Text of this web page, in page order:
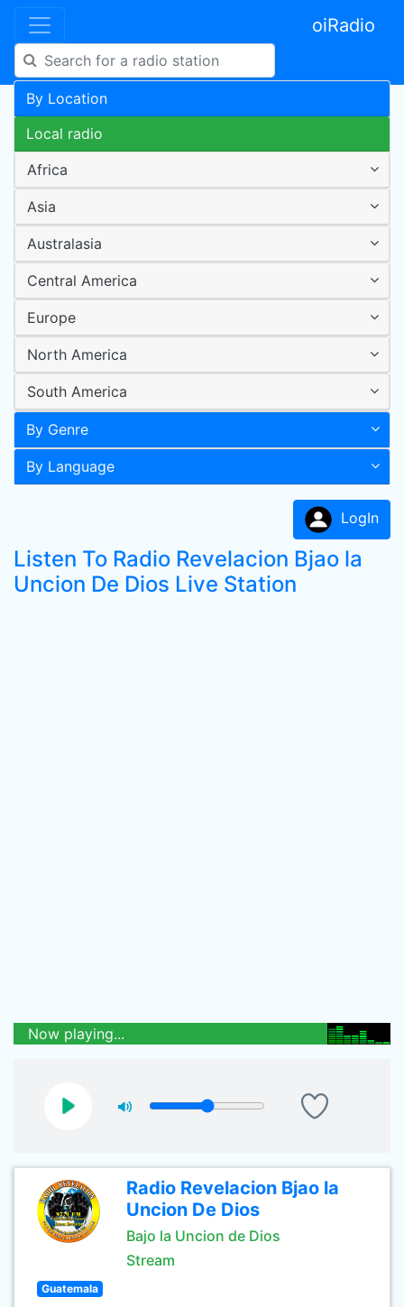
oiRadio
By Location
Local radio
Africa
Asia
Australasia
Central America
Europe
North America
South America
By Genre
By Language
LogIn
Listen To Radio Revelacion Bjao la
Uncion De Dios Live Station
Now playing...
Radio Revelacion Bjao la
Uncion De Dios
Bajo la Uncion de Dios
Stream
Guatemala